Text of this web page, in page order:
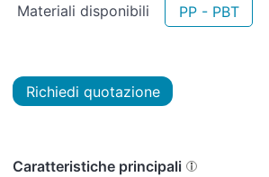
Materiali disponibili PP - PBT
Richiedi quotazione
Caratteristiche principali